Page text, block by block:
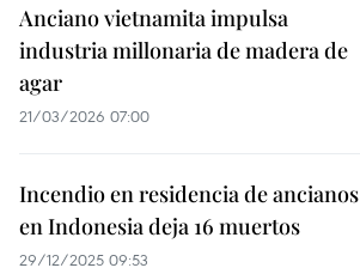
Anciano vietnamita impulsa
industria millonaria de madera de
agar
21/03/2026 07:00
Incendio en residencia de ancianos
en Indonesia deja 16 muertos
29/12/2025 09:53